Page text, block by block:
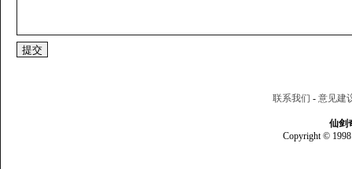
联系我们 - 意见建
仙剑
Copyright © 1998